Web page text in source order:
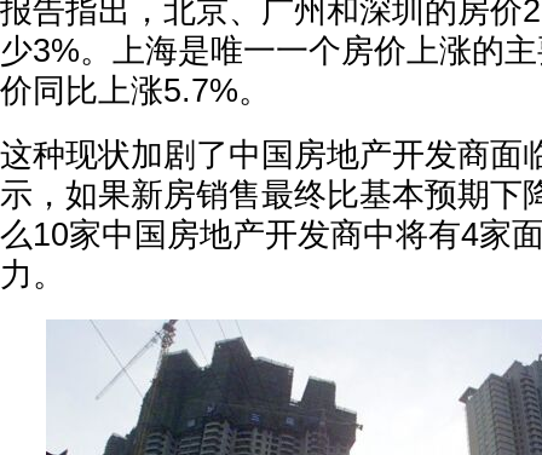
报告指出，北京、广州和深圳的房价
少3%。上海是唯一一个房价上涨的
价同比上涨5.7%。
这种现状加剧了中国房地产开发商面
示，如果新房销售最终比基本预期下
么10家中国房地产开发商中将有4家
力。